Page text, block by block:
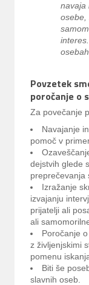
navaja
osebe,
Povzetek
poročanje o
Za povečanje
Navajanje
pomoč v
dejstvih glede
preprečevanja
Izražanje
izvajanju
prijatelji ali
ali
Poročanje
z življenjskimi
pomenu
Biti še
slavnih oseb.